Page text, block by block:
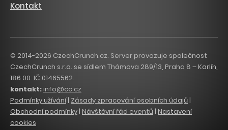
Kontakt
© 2014-2026 CzechCrunch.cz. Server provozuje společnost
CzechCrunch s.r.o. se sídlem Thámova 289/13, Praha 8 – Karlín,
186 00. IČ 01465562.
kontakt:info@cc.cz
Podmínky užívání| Zásady zpracování osobních údajů |
Obchodní podmínky | Návštěvní řád eventů | Nastavení
cookies